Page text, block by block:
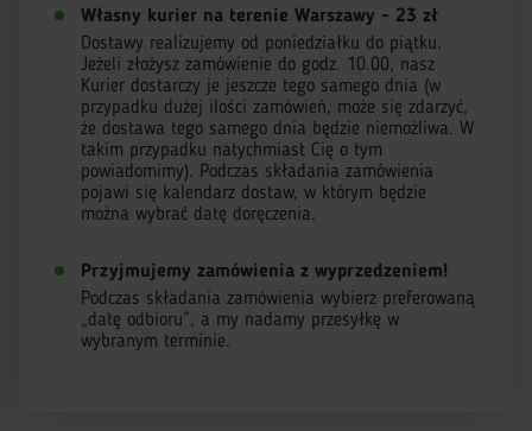
Własny kurier na terenie Warszawy - 23 zł
Dostawy realizujemy od poniedziałku do piątku.
Jeżeli złożysz zamówienie do godz. 10.00, nasz
Kurier dostarczy je jeszcze tego samego dnia (w
przypadku dużej ilości zamówień, może się zdarzyć,
że dostawa tego samego dnia będzie niemożliwa. W
takim przypadku natychmiast Cię o tym
powiadomimy). Podczas składania zamówienia
pojawi się kalendarz dostaw, w którym będzie
można wybrać datę doręczenia.
Przyjmujemy zamówienia z wyprzedzeniem!
Podczas składania zamówienia wybierz preferowaną
„datę odbioru”, a my nadamy przesyłkę w
wybranym terminie.